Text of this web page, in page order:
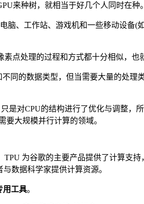
来种树，就相当于好几个人同时在种。
脑、工作站、游戏机和一些移动设备(
点处理的过程和方式都十分相似，也
同的数据类型，但当需要大量的处理
对CPU的结构进行了优化与调整，
要大规模并行计算的领域。
为谷歌的主要产品提供了计算支持
数据科学家提供计算资源。
用工具。